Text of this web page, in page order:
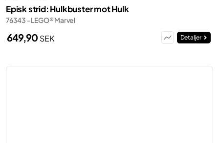
Episk strid: Hulkbuster mot Hulk
76343 - LEGO® Marvel
649,90 SEK Detaljer